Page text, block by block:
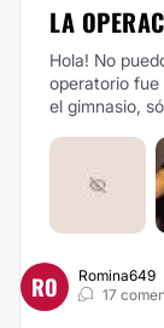
LA
Hola! No
operatorio fue
el gimnasio,
RO
Romina649
17